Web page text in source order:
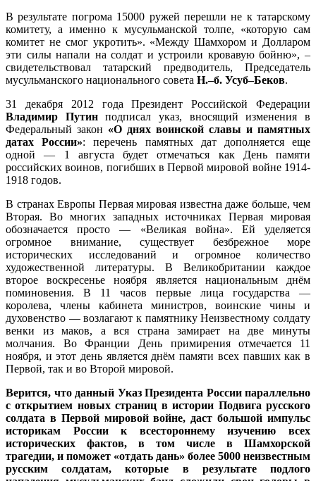
В результате погрома 15000 ружей перешли не к татарскому
комитету, а именно к мусульманской толпе, «которую сам
комитет не смог укротить». «Между Шамхором и Долларом
эти силы напали на солдат и устроили кровавую бойню», –
свидетельствовал татарский предводитель, Председатель
мусульманского национального совета Н.–б. Усуб–Беков.
31 декабря 2012 года Президент Российской Федерации
Владимир Путинподписал указ, вносящий изменения в
Федеральный закон «О днях воинской славы и памятных
датах России»: перечень памятных дат дополняется еще
одной — 1 августа будет отмечаться как День памяти
российских воинов, погибших в Первой мировой войне 1914-
1918 годов.
В странах Европы Первая мировая известна даже больше, чем
Вторая. Во многих западных источниках Первая мировая
обозначается просто — «Великая война». Ей уделяется
огромное внимание, существует безбрежное море
исторических исследований и огромное количество
художественной литературы. В Великобритании каждое
второе воскресенье ноября является национальным днём
поминовения. В 11 часов первые лица государства —
королева, члены кабинета министров, воинские чины и
духовенство — возлагают к памятнику Неизвестному солдату
венки из маков, а вся страна замирает на две минуты
молчания. Во Франции День примирения отмечается 11
ноября, и этот день является днём памяти всех павших как в
Первой, так и во Второй мировой.
Верится, что данный Указ Президента России параллельно
с открытием новых страниц в истории Подвига русского
солдата в Первой мировой войне, даст большой импульс
историкам России к всестороннему изучению всех
исторических фактов, в том числе в Шамхорской
трагедии, и поможет «отдать дань» более 5000 неизвестным
русским солдатам, которые в результате подлого